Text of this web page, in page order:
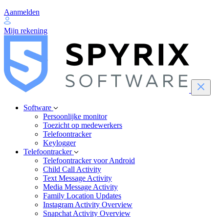
Aanmelden
Mijn rekening
Software
Persoonlijke monitor
Toezicht op medewerkers
Telefoontracker
Keylogger
Telefoontracker
Telefoontracker voor Android
Child Call Activity
Text Message Activity
Media Message Activity
Family Location Updates
Instagram Activity Overview
Snapchat Activity Overview